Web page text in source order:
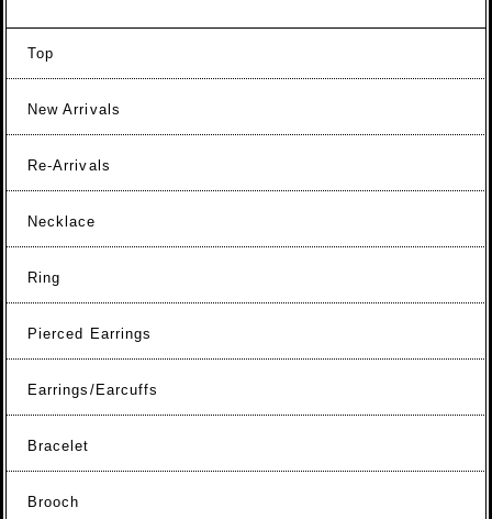
Top
New Arrivals
Re-Arrivals
Necklace
Ring
Pierced Earrings
Earrings/Earcuffs
Bracelet
Brooch